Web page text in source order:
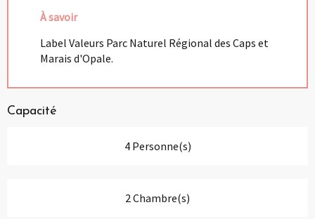
À savoir
Label Valeurs Parc Naturel Régional des Caps et
Marais d'Opale.
Capacité
4 Personne(s)
2 Chambre(s)